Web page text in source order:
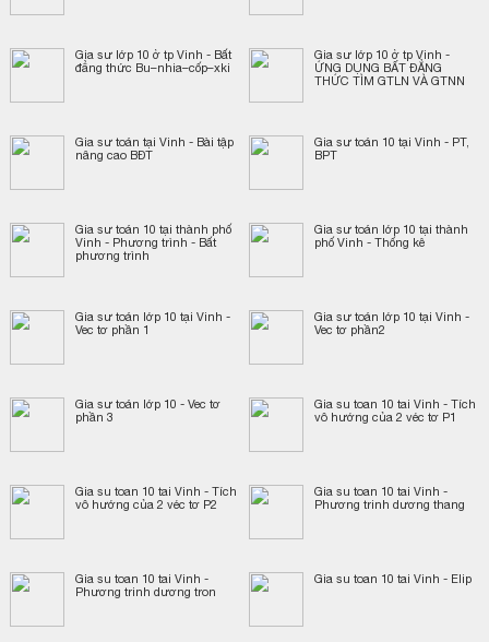
Gia sư lớp 10 ở tp Vinh - Bất
đẳng thức Bu–nhia–cốp–xki
Gia sư lớp 10 ở tp Vinh -
ỨNG DỤNG BẤT ĐẲNG
THỨC TÌM GTLN VÀ GTNN
Gia sư toán tại Vinh - Bài tập
nâng cao BĐT
Gia sư toán 10 tại Vinh - PT,
BPT
Gia sư toán 10 tại thành phố
Vinh - Phương trình - Bất
phương trình
Gia sư toán lớp 10 tại thành
phố Vinh - Thống kê
Gia sư toán lớp 10 tại Vinh -
Vec tơ phần 1
Gia sư toán lớp 10 tại Vinh -
Vec tơ phần2
Gia sư toán lớp 10 - Vec tơ
phần 3
Gia su toan 10 tai Vinh - Tích
vô hướng của 2 véc tơ P1
Gia su toan 10 tai Vinh - Tích
vô hướng của 2 véc tơ P2
Gia su toan 10 tai Vinh -
Phương trinh dương thang
Gia su toan 10 tai Vinh -
Phương trinh dương tron
Gia su toan 10 tai Vinh - Elip